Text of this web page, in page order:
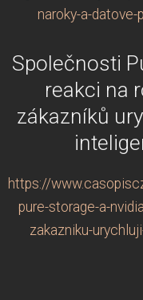
naroky-a-
Společnosti
reakci na
zákazníků
https://
pure-storage-a-
zakazniku-